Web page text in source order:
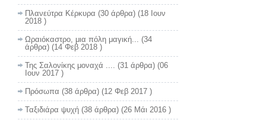
Πλανεύτρα Κέρκυρα (30 άρθρα) (18 Ιουν
2018 )
Ωραιόκαστρο, μια πόλη μαγική... (34
άρθρα) (14 Φεβ 2018 )
Της Σαλονίκης μοναχά .... (31 άρθρα) (06
Ιουν 2017 )
Πρόσωπα (38 άρθρα) (12 Φεβ 2017 )
Ταξιδιάρα ψυχή (38 άρθρα) (26 Μάι 2016 )